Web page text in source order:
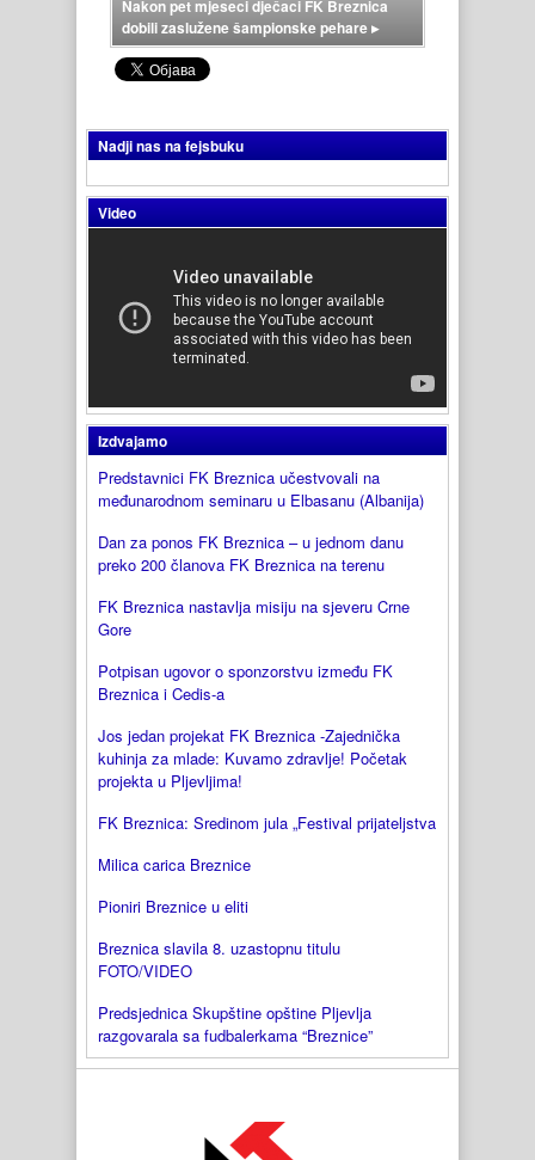
Nakon pet mjeseci dječaci FK Breznica
dobili zaslužene šampionske pehare▸
Nadji nas na fejsbuku
Video
Izdvajamo
Predstavnici FK Breznica učestvovali na
međunarodnom seminaru u Elbasanu (Albanija)
Dan za ponos FK Breznica – u jednom danu
preko 200 članova FK Breznica na terenu
FK Breznica nastavlja misiju na sjeveru Crne
Gore
Potpisan ugovor o sponzorstvu između FK
Breznica i Cedis-a
Jos jedan projekat FK Breznica -Zajednička
kuhinja za mlade: Kuvamo zdravlje! Početak
projekta u Pljevljima!
FK Breznica: Sredinom jula „Festival prijateljstva
Milica carica Breznice
Pioniri Breznice u eliti
Breznica slavila 8. uzastopnu titulu
FOTO/VIDEO
Predsjednica Skupštine opštine Pljevlja
razgovarala sa fudbalerkama “Breznice”